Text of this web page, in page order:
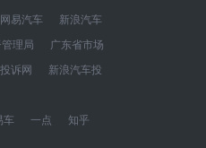
网易汽车
新浪汽车
理局
广东省市场
诉网
新浪汽车投
车 一点 知乎